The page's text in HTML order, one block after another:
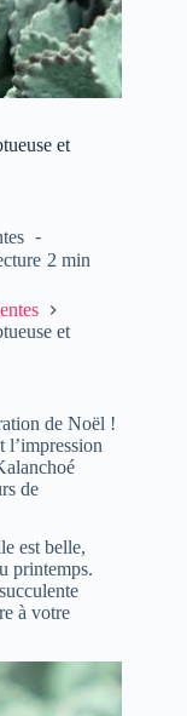
et
2 min
et
de Noël !
l’impression
de
est belle,
printemps.
à votre